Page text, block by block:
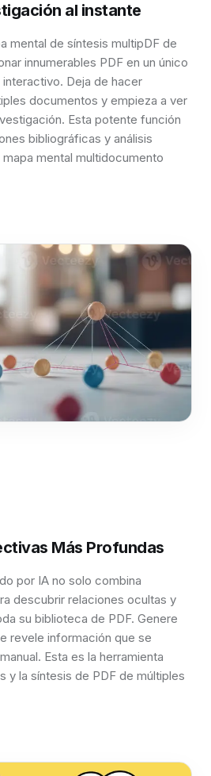
al instante
mental de síntesis multipDF de
innumerables PDF en un único
Deja de hacer
documentos y empieza a ver
Esta potente función
bibliográficas y análisis
mental multidocumento
Más Profundas
por IA no solo combina
descubrir relaciones ocultas y
su biblioteca de PDF. Genere
revele información que se
Esta es la herramienta
y la síntesis de PDF de múltiples